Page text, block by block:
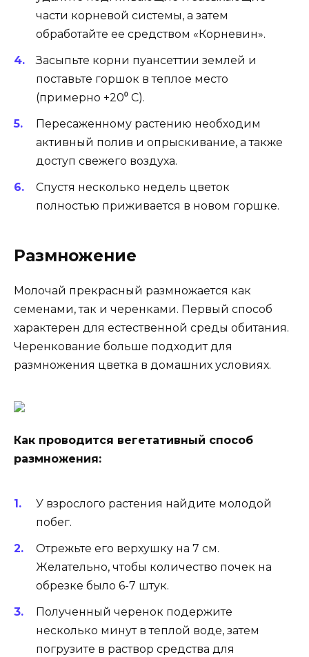
части корневой системы, а затем
обработайте ее средством «Корневин».
Засыпьте корни пуансеттии землей и
поставьте горшок в теплое место
(примерно +20⁰ C).
Пересаженному растению необходим
активный полив и опрыскивание, а также
доступ свежего воздуха.
Спустя несколько недель цветок
полностью приживается в новом горшке.
Размножение
Молочай прекрасный размножается как
семенами, так и черенками. Первый способ
характерен для естественной среды обитания.
Черенкование больше подходит для
размножения цветка в домашних условиях.
Как проводится вегетативный способ
размножения:
У взрослого растения найдите молодой
побег.
Отрежьте его верхушку на 7 см.
Желательно, чтобы количество почек на
обрезке было 6-7 штук.
Полученный черенок подержите
несколько минут в теплой воде, затем
погрузите в раствор средства для